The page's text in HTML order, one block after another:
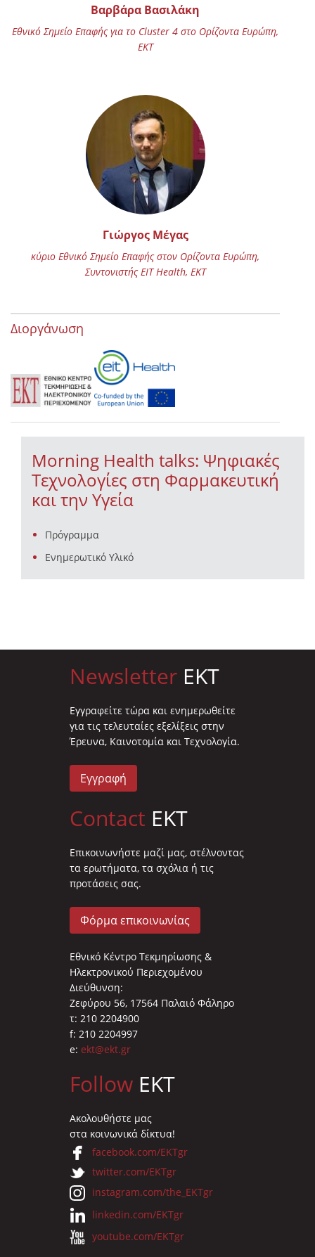
Βαρβάρα Βασιλάκη
Εθνικό Σημείο Επαφής για το Cluster 4 στο Ορίζοντα Ευρώπη,
ΕΚΤ
Γιώργος Μέγας
κύριο Εθνικό Σημείο Επαφής στον Ορίζοντα Ευρώπη,
Συντονιστής EIT Health, ΕΚΤ
Διοργάνωση
Morning Health talks: Ψηφιακές
Τεχνολογίες στη Φαρμακευτική
και την Υγεία
Πρόγραμμα
Ενημερωτικό Υλικό
Newsletter EKT
Eγγραφείτε τώρα και ενημερωθείτε
για τις τελευταίες εξελίξεις στην
Έρευνα, Καινοτομία και Τεχνολογία.
Εγγραφή
Contact EKT
Επικοινωνήστε μαζί μας, στέλνοντας
τα ερωτήματα, τα σχόλια ή τις
προτάσεις σας.
Φόρμα επικοινωνίας
Εθνικό Κέντρο Τεκμηρίωσης &
Ηλεκτρονικού Περιεχομένου
Διεύθυνση:
Ζεφύρου 56, 17564 Παλαιό Φάληρο
τ: 210 2204900
f: 210 2204997
e: ekt@ekt.gr
Follow EKT
Ακολουθήστε μας
στα κοινωνικά δίκτυα!
facebook.com/EKTgr
twitter.com/EKTgr
instagram.com/the_EKTgr
linkedin.com/EKTgr
youtube.com/EKTgr